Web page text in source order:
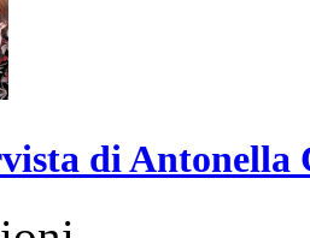
di Antonella